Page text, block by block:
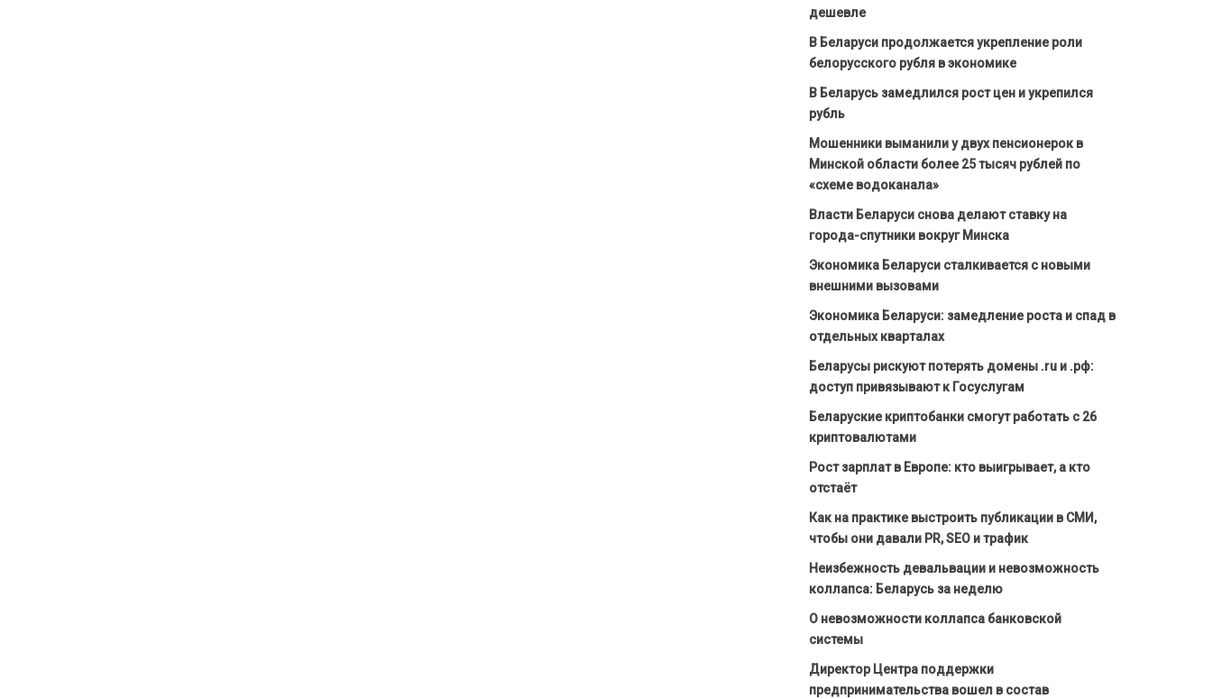
дешевле
В Беларуси продолжается укрепление роли
белорусского рубля в экономике
В Беларусь замедлился рост цен и укрепился
рубль
Мошенники выманили у двух пенсионерок в
Минской области более 25 тысяч рублей по
«схеме водоканала»
Власти Беларуси снова делают ставку на
города-спутники вокруг Минска
Экономика Беларуси сталкивается с новыми
внешними вызовами
Экономика Беларуси: замедление роста и спад в
отдельных кварталах
Беларусы рискуют потерять домены .ru и .рф:
доступ привязывают к Госуслугам
Беларуские криптобанки смогут работать с 26
криптовалютами
Рост зарплат в Европе: кто выигрывает, а кто
отстаёт
Как на практике выстроить публикации в СМИ,
чтобы они давали PR, SEO и трафик
Неизбежность девальвации и невозможность
коллапса: Беларусь за неделю
О невозможности коллапса банковской
системы
Директор Центра поддержки
предпринимательства вошел в состав